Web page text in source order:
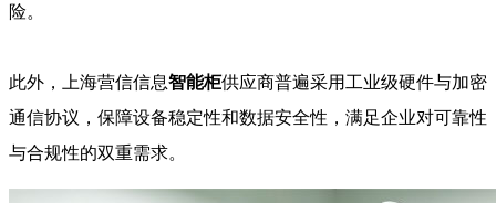
险。
此外，上海营信信息智能柜供应商普遍采用工业级硬件与加密
通信协议，保障设备稳定性和数据安全性，满足企业对可靠性
与合规性的双重需求。